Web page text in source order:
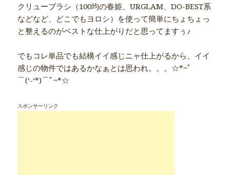
クリューブラシ（100均の春姫、URGLAM、DO-BEST系
などなど、どこでもヨロシ）を使って簡単にちょちょっ
と整えるのがベストな仕上がりだと思ってますぅ♪
でもコレ単品でも結構イイ感じニャ仕上がるから、イイ
感じの物件ではあるかなぁとは思われ。。。☆*~ﾟ
⌒(‘-‘*)⌒ﾟ~*☆
スポンサーリンク